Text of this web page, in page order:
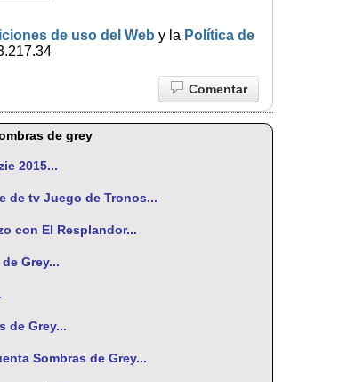
de uso del Web y la Política de
Comentar
de grey
2015...
de tv Juego de Tronos...
con El Resplandor...
Grey...
de Grey...
Sombras de Grey...